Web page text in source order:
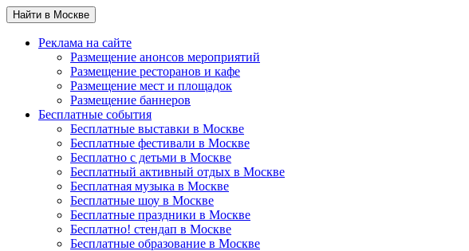
Найти в Москве
Реклама на сайте
Размещение анонсов мероприятий
Размещение ресторанов и кафе
Размещение мест и площадок
Размещение баннеров
Бесплатные события
Бесплатные выставки в Москве
Бесплатные фестивали в Москве
Бесплатно с детьми в Москве
Бесплатный активный отдых в Москве
Бесплатная музыка в Москве
Бесплатные шоу в Москве
Бесплатные праздники в Москве
Бесплатно! стендап в Москве
Бесплатные образование в Москве